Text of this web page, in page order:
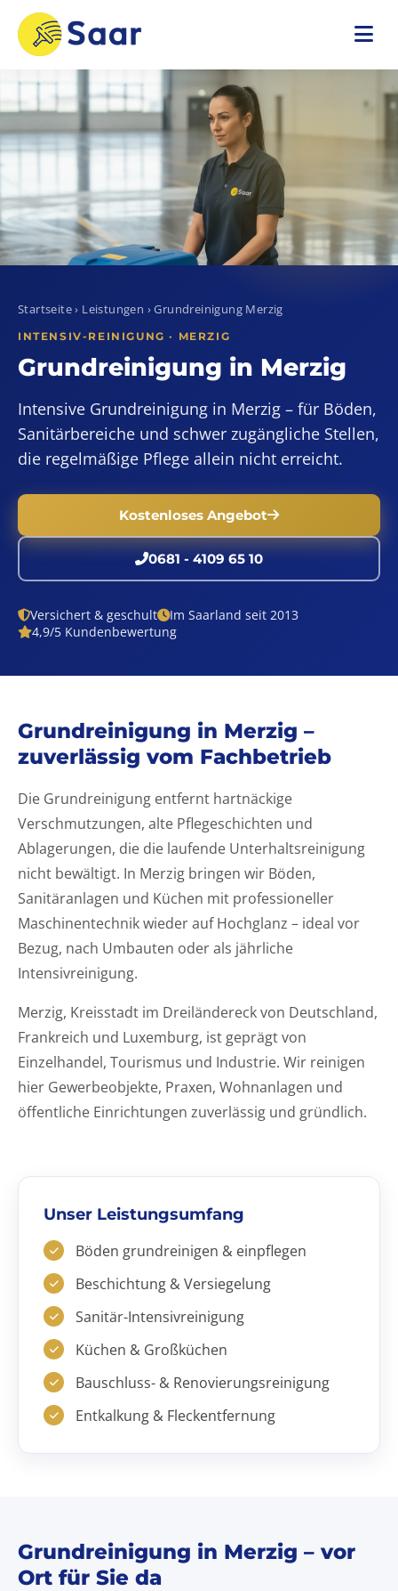
Startseite› Leistungen › Grundreinigung Merzig
INTENSIV-REINIGUNG · MERZIG
Grundreinigung in Merzig
Intensive Grundreinigung in Merzig – für Böden,
Sanitärbereiche und schwer zugängliche Stellen,
die regelmäßige Pflege allein nicht erreicht.
Kostenloses Angebot
0681 - 4109 65 10
Versichert & geschult
Im Saarland seit 2013
4,9/5 Kundenbewertung
Grundreinigung in Merzig –
zuverlässig vom Fachbetrieb
Die Grundreinigung entfernt hartnäckige
Verschmutzungen, alte Pflegeschichten und
Ablagerungen, die die laufende Unterhaltsreinigung
nicht bewältigt. In Merzig bringen wir Böden,
Sanitäranlagen und Küchen mit professioneller
Maschinentechnik wieder auf Hochglanz – ideal vor
Bezug, nach Umbauten oder als jährliche
Intensivreinigung.
Merzig, Kreisstadt im Dreiländereck von Deutschland,
Frankreich und Luxemburg, ist geprägt von
Einzelhandel, Tourismus und Industrie. Wir reinigen
hier Gewerbeobjekte, Praxen, Wohnanlagen und
öffentliche Einrichtungen zuverlässig und gründlich.
Unser Leistungsumfang
Böden grundreinigen & einpflegen
Beschichtung & Versiegelung
Sanitär-Intensivreinigung
Küchen & Großküchen
Bauschluss- & Renovierungsreinigung
Entkalkung & Fleckentfernung
Grundreinigung in Merzig – vor
Ort für Sie da